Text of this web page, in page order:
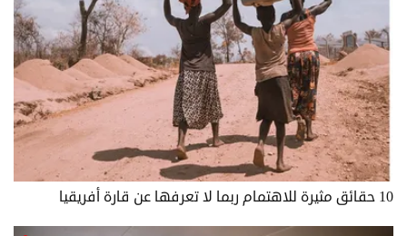
10 حقائق مثيرة للاهتمام ربما لا تعرفها عن قارة أفريقيا